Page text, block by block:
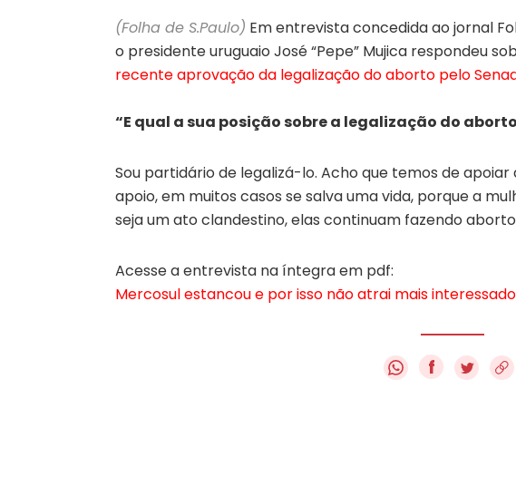
(Folha de S.Paulo) Em entrevista concedida ao jornal
o presidente uruguaio José “Pepe” Mujica respondeu
recente aprovação da legalização do aborto pelo
“E qual a sua posição sobre a legalização do
Sou partidário de legalizá-lo. Acho que temos de
apoio, em muitos casos se salva uma vida, porque a
seja um ato clandestino, elas continuam fazendo
Acesse a entrevista na íntegra em pdf:
Mercosul estancou e por isso não atrai mais
f